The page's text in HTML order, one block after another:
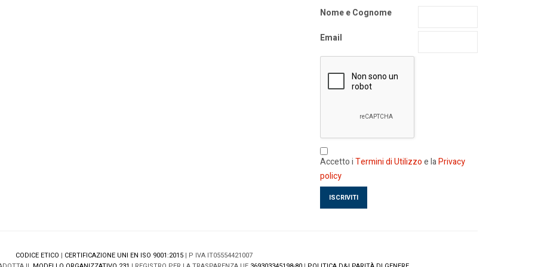
Nome e Cognome
Email
Accetto iTermini di Utilizzoe laPrivacy
policy
CODICE ETICO | CERTIFICAZIONE UNI EN ISO 9001:2015| P IVA IT05554421007